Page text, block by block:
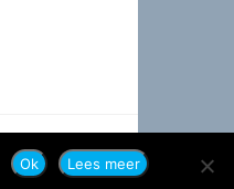
Ok Lees meer